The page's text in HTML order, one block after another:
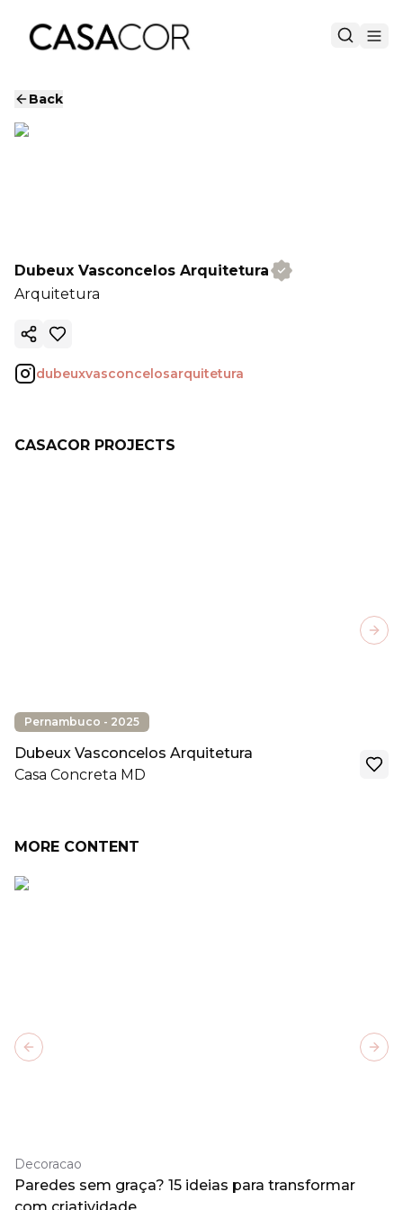
Back
Dubeux Vasconcelos Arquitetura
Arquitetura
Copy ink
dubeuxvasconcelosarquitetura
CASACOR PROJECTS
Pernambuco - 2025
Dubeux Vasconcelos Arquitetura
Casa Concreta MD
MORE CONTENT
Decoracao
Paredes sem graça? 15 ideias para transformar
Previous slide